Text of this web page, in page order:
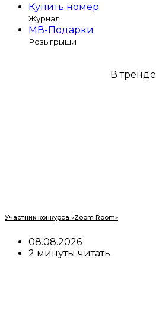
Купить номер
Журнал
МВ-Подарки
Розыгрыши
В тренде
Участник конкурса «Zoom Room»
08.08.2026
2 минуты читать